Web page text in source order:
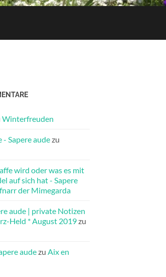
Winterfreuden
- Sapere audezu
wird oder was es mit
auf sich hat - Sapere
der Mimegarda
aude | private Notizen
Held * August 2019zu
audezu Aix en